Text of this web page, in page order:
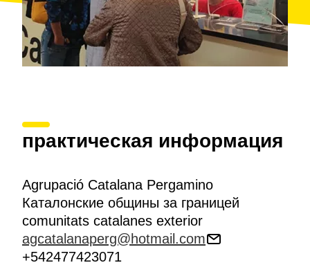
практическая информация
Agrupació Catalana Pergamino
Каталонские общины за границей
comunitats catalanes exterior
agcatalanaperg@hotmail.com
+542477423071